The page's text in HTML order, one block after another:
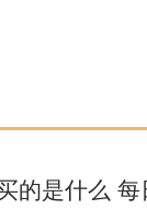
的是什么 每